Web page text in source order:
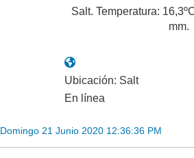
Salt. Temperatura:
mm.
Ubicación: Salt
En línea
Domingo 21 Junio 2020 12:36:36 PM